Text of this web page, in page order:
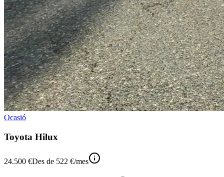
Ocasió
Toyota Hilux
24.500 €Des de 522 €/mes